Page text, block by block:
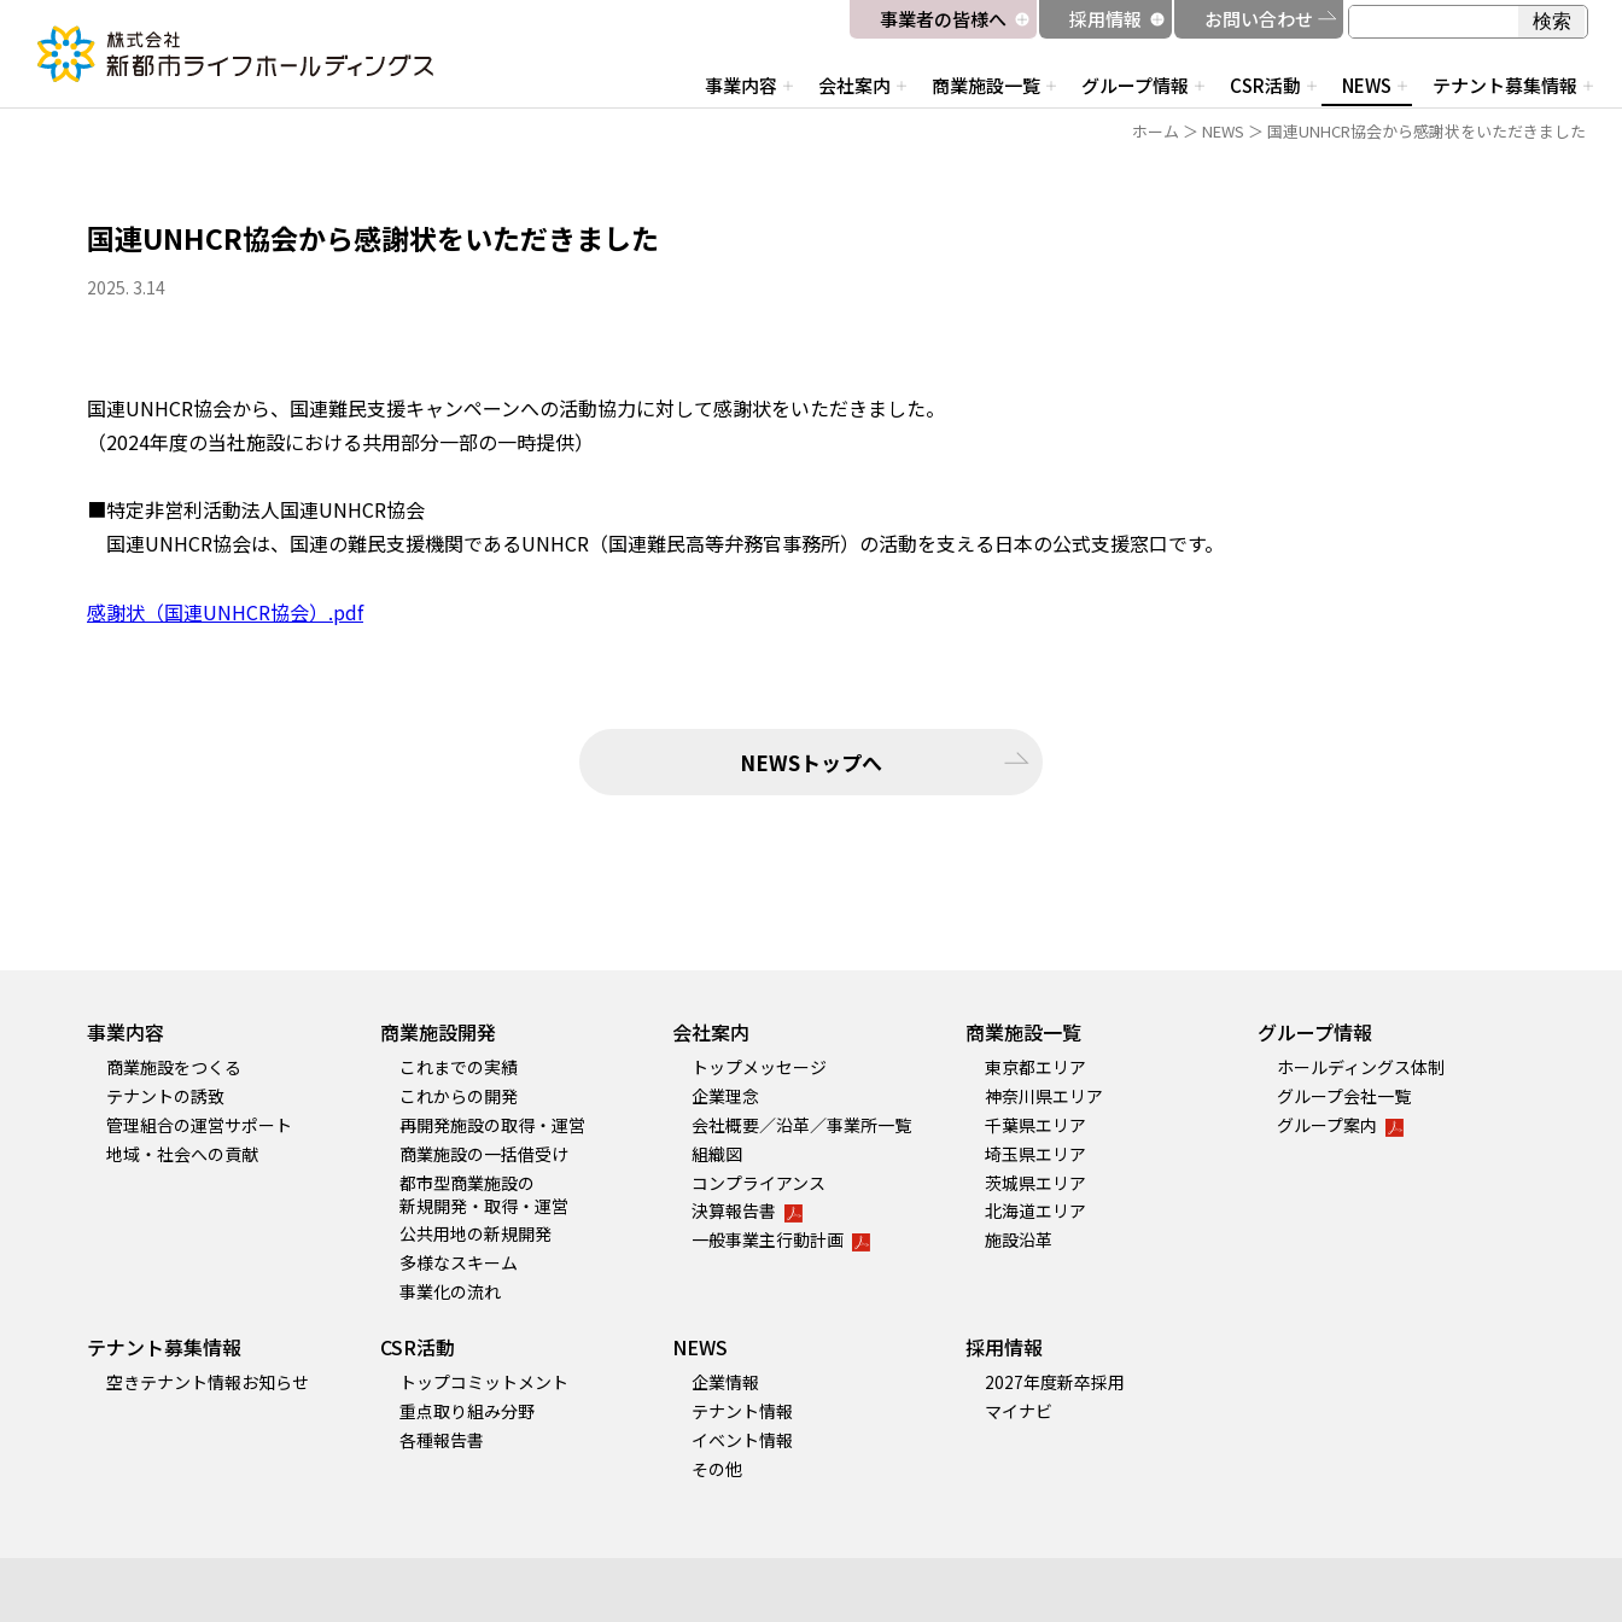
事業者の皆様へ 採用情報 お問い合わせ
事業内容 会社案内 商業施設一覧 グループ情報 CSR活動 NEWS テナント募集情報
検索
ホーム ＞ NEWS ＞ 国連UNHCR協会から感謝状をいただきました
国連UNHCR協会から感謝状をいただきました
2025. 3.14
国連UNHCR協会から、国連難民支援キャンペーンへの活動協力に対して感謝状をいただきました。
（2024年度の当社施設における共用部分一部の一時提供）
■特定非営利活動法人国連UNHCR協会
国連UNHCR協会は、国連の難民支援機関であるUNHCR（国連難民高等弁務官事務所）の活動を支える日本の公式支援窓口です。
感謝状（国連UNHCR協会）.pdf
NEWSトップへ
事業内容
商業施設をつくる
テナントの誘致
管理組合の運営サポート
地域・社会への貢献
商業施設開発
これまでの実績
これからの開発
再開発施設の取得・運営
商業施設の一括借受け
都市型商業施設の
新規開発・取得・運営
公共用地の新規開発
多様なスキーム
事業化の流れ
会社案内
トップメッセージ
企業理念
会社概要／沿革／事業所一覧
組織図
コンプライアンス
決算報告書
一般事業主行動計画
商業施設一覧
東京都エリア
神奈川県エリア
千葉県エリア
埼玉県エリア
茨城県エリア
北海道エリア
施設沿革
グループ情報
ホールディングス体制
グループ会社一覧
グループ案内
テナント募集情報
空きテナント情報お知らせ
CSR活動
トップコミットメント
重点取り組み分野
各種報告書
NEWS
企業情報
テナント情報
イベント情報
その他
採用情報
2027年度新卒採⽤
マイナビ